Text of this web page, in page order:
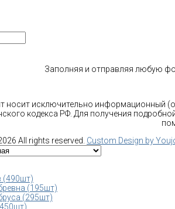
Заполняя и отправляя любую
носит исключительно информационный
кодекса РФ. Для получения
All rights reserved. Custom Design by
(490шт)
(195шт)
(295шт)